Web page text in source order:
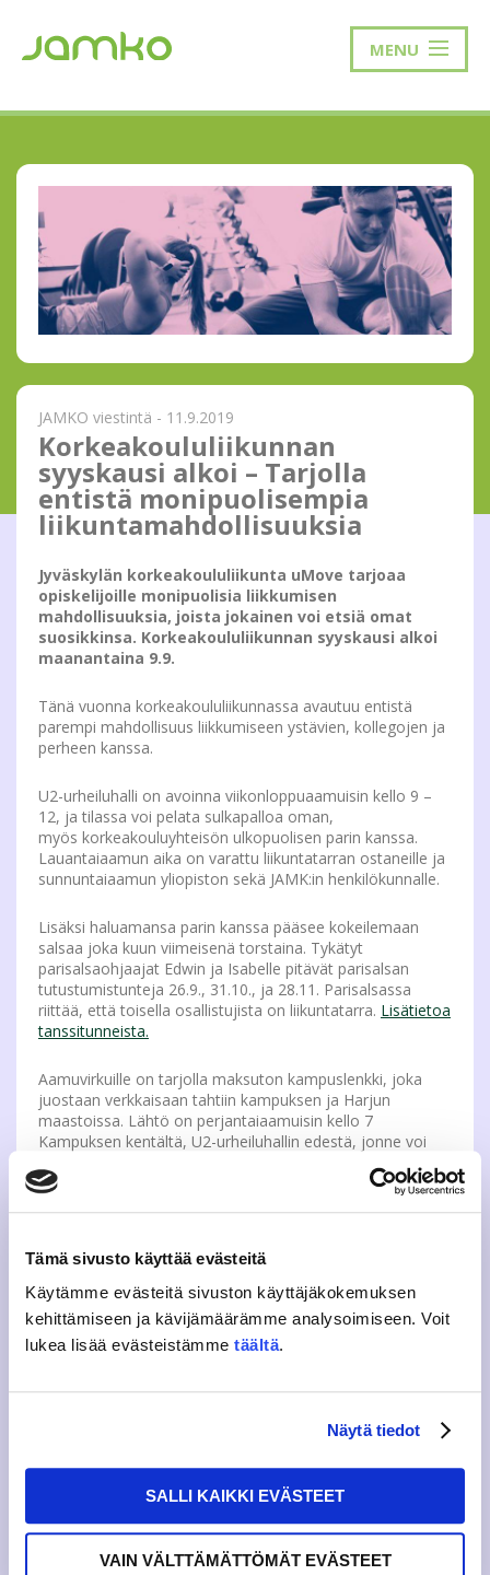
Tämä sivusto käyttää evästeitä
Käytämme evästeitä sivuston käyttäjäkokemuksen
kehittämiseen ja kävijämäärämme analysoimiseen. Voit
lukea lisää evästeistämme täältä.
Näytä tiedot
SALLI KAIKKI EVÄSTEET
VAIN VÄLTTÄMÄTTÖMÄT EVÄSTEET
MENU
JAMKO viestintä - 11.9.2019
Korkeakoululiikunnan
syyskausi alkoi – Tarjolla
entistä monipuolisempia
liikuntamahdollisuuksia
Jyväskylän korkeakoululiikunta uMove tarjoaa
opiskelijoille monipuolisia liikkumisen
mahdollisuuksia, joista jokainen voi etsiä omat
suosikkinsa. Korkeakoululiikunnan syyskausi alkoi
maanantaina 9.9.
Tänä vuonna korkeakoululiikunnassa avautuu entistä
parempi mahdollisuus liikkumiseen ystävien, kollegojen ja
perheen kanssa.
U2-urheiluhalli on avoinna viikonloppuaamuisin kello 9 –
12, ja tilassa voi pelata sulkapalloa oman,
myös korkeakouluyhteisön ulkopuolisen parin kanssa.
Lauantaiaamun aika on varattu liikuntatarran ostaneille ja
sunnuntaiaamun yliopiston sekä JAMK:in henkilökunnalle.
Lisäksi haluamansa parin kanssa pääsee kokeilemaan
salsaa joka kuun viimeisenä torstaina. Tykätyt
parisalsaohjaajat Edwin ja Isabelle pitävät parisalsan
tutustumistunteja 26.9., 31.10., ja 28.11. Parisalsassa
riittää, että toisella osallistujista on liikuntatarra. Lisätietoa
tanssitunneista.
Aamuvirkuille on tarjolla maksuton kampuslenkki, joka
juostaan verkkaisaan tahtiin kampuksen ja Harjun
maastoissa. Lähtö on perjantaiaamuisin kello 7
Kampuksen kentältä, U2-urheiluhallin edestä, jonne voi
myös jättää tavaroita. Lenkki juostaan neljänä perjantaina
alkaen 13.9.
vuoroja ja tunteja viikon jokaisena päivänä. Yhteensä
lähes 60 ryhmäliikuntatuntia ja 40 palloiluvuoroa takaavat
monipuolisen ja monen makuun sopivan kattauksen
kuntosaleja. Ryhmäliikunnan, palloilun ja kuntosalien
lisäksi maksuun sisältyy pohjoismaiden yksi johtavista
online-treenisovelluksista;Yogobe.
Pääset tutustumaan palloiluun ja ryhmäliikuntaan
ilmaiseksi Korkeakoululiikunnan ilmaisviikolla 16.-22.9.